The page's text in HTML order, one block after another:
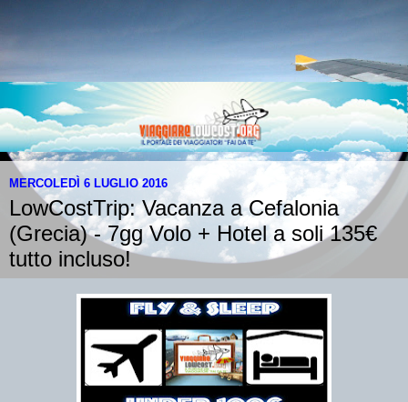
MERCOLEDÌ 6 LUGLIO 2016
LowCostTrip: Vacanza a Cefalonia
(Grecia) - 7gg Volo + Hotel a soli 135€
tutto incluso!